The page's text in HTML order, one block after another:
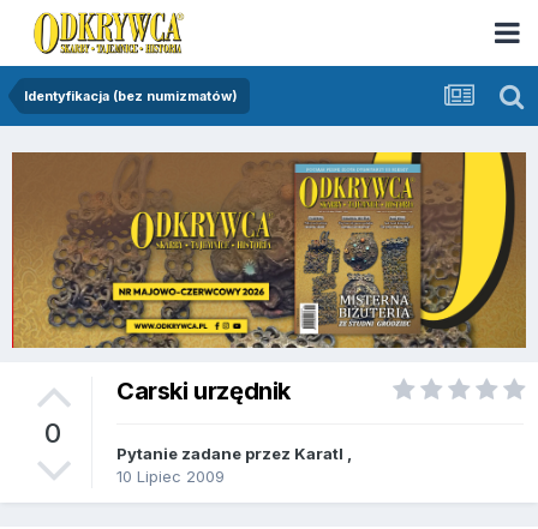
Identyfikacja (bez numizmatów)
0
Carski urzędnik
Pytanie zadane przez KaratI
10 Lipiec 2009